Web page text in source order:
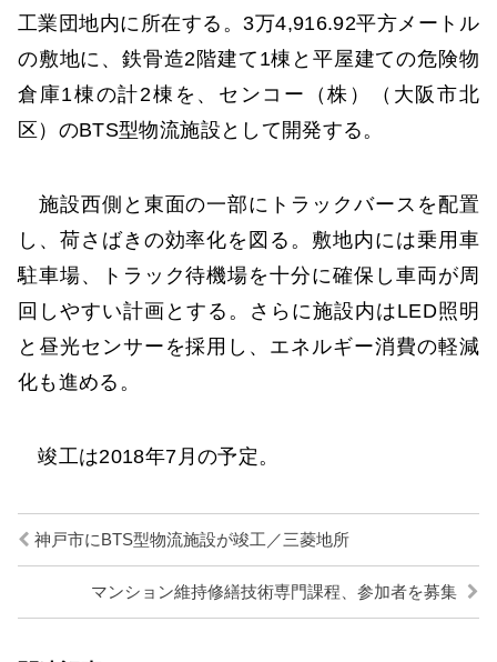
工業団地内に所在する。3万4,916.92平方メートル
の敷地に、鉄骨造2階建て1棟と平屋建ての危険物
倉庫1棟の計2棟を、センコー（株）（大阪市北
区）のBTS型物流施設として開発する。
施設西側と東面の一部にトラックバースを配置
し、荷さばきの効率化を図る。敷地内には乗用車
駐車場、トラック待機場を十分に確保し車両が周
回しやすい計画とする。さらに施設内はLED照明
と昼光センサーを採用し、エネルギー消費の軽減
化も進める。
竣工は2018年7月の予定。
神戸市にBTS型物流施設が竣工／三菱地所
マンション維持修繕技術専門課程、参加者を募集